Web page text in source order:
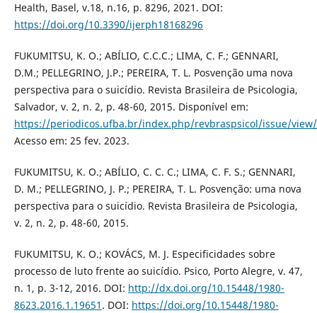
Health, Basel, v.18, n.16, p. 8296, 2021. DOI:
https://doi.org/10.3390/ijerph18168296
FUKUMITSU, K. O.; ABÍLIO, C.C.C.; LIMA, C. F.; GENNARI,
D.M.; PELLEGRINO, J.P.; PEREIRA, T. L. Posvenção uma nova
perspectiva para o suicídio. Revista Brasileira de Psicologia,
Salvador, v. 2, n. 2, p. 48-60, 2015. Disponível em:
https://periodicos.ufba.br/index.php/revbraspsicol/issue/
Acesso em: 25 fev. 2023.
FUKUMITSU, K. O.; ABÍLIO, C. C. C.; LIMA, C. F. S.; GENNARI,
D. M.; PELLEGRINO, J. P.; PEREIRA, T. L. Posvenção: uma nova
perspectiva para o suicídio. Revista Brasileira de Psicologia,
v. 2, n. 2, p. 48-60, 2015.
FUKUMITSU, K. O.; KOVÁCS, M. J. Especificidades sobre
processo de luto frente ao suicídio. Psico, Porto Alegre, v. 47,
n. 1, p. 3-12, 2016. DOI: http://dx.doi.org/10.15448/1980-
8623.2016.1.19651 . DOI: https://doi.org/10.15448/1980-